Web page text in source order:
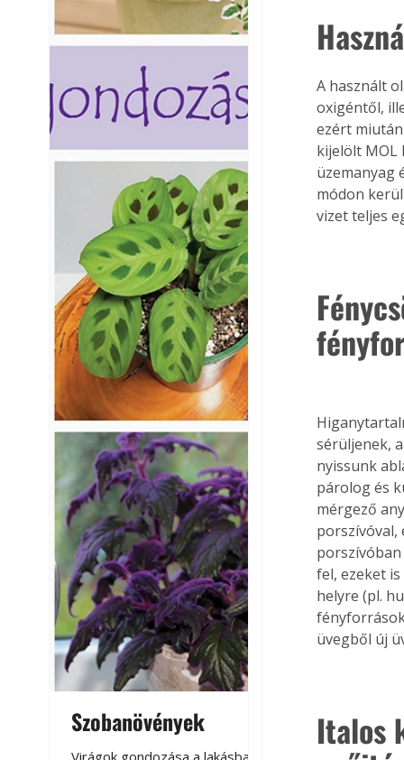
Szobanövények
Virágoskert:
teraszon,
A használt
oxigéntől,
ezért
kijelölt MOL
üzemanyag
módon
vizet teljes
sérüljenek,
nyissunk
párolog és
mérgező
porszívóval,
fel, ezeket
helyre (pl.
üvegből új
Italos